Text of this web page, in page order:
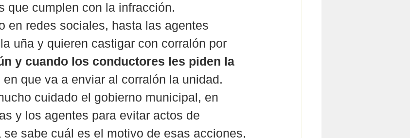
que cumplen con la infracción.
en redes sociales, hasta las agentes
uña y quieren castigar con corralón por
y cuando los conductores les piden la
que va a enviar al corralón la unidad.
cuidado el gobierno municipal, en
y los agentes para evitar actos de
sabe cuál es el motivo de esas acciones,